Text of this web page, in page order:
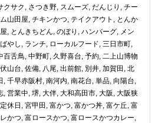
クサク , さつき野, スムーズ, だんじり , チー
山田屋, チキンかつ, テイクアウト , とんか
, とんきちどん, のぼり , ハンバーグ, メン
やし , ランチ, ローカルフード, 三日市町,
百舌鳥, 中野町, 久野喜台, 予約, 二上山博物
伏山台, 佐備, 八尾, 出前館, 別井, 加賀田 , 北
, 千早赤阪村, 南河内, 南花台, 単品, 向陽台,
, 営業中, 堺, 大伴, 大和高田市, 大阪 , 大阪狭
定休日 , 宮甲田 , 富かつ, 富かつ丼, 富ケ丘, 富
かつ, 富ロースかつ, 富ロースかつカレー,